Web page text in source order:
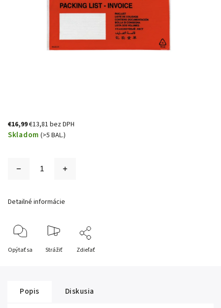
€16,99€13,81 bez DPH
Skladom (>5 BAL.)
Detailné informácie
Opýtať sa Strážiť Zdieľať
Popis Diskusia